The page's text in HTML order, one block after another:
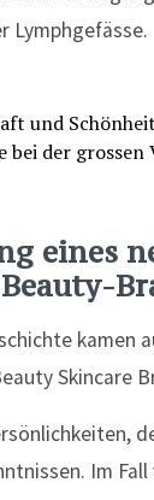
Lymphgefässe.
eines
kamen
Skincare
Im